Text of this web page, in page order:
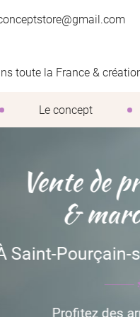
toute la France &
Le concept
à recevoir nos propositions
de prêt-
&
Pourçain-sur-
Profitez des arrivages